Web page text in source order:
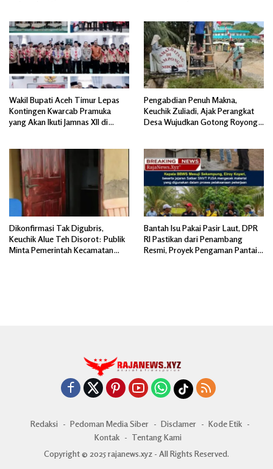
Wakil Bupati Aceh Timur Lepas
Kontingen Kwarcab Pramuka
yang Akan Ikuti Jamnas XII di
Pengabdian Penuh Makna,
Keuchik Zuliadi, Ajak Perangkat
Desa Wujudkan Gotong Royong,
Dikonfirmasi Tak Digubris,
Keuchik Alue Teh Disorot: Publik
Minta Pemerintah Kecamatan
Bantah Isu Pakai Pasir Laut, DPR
RI Pastikan dari Penambang
Resmi, Proyek Pengaman Pantai
Redaksi Pedoman Media Siber Disclamer
Kode Etik
Kontak
Tentang Kami
Copyright © 2025 rajanews.xyz - All Rights Reserved.